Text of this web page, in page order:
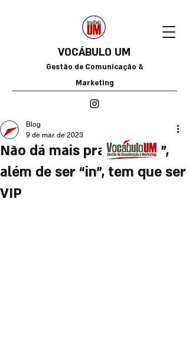
VOCÁBULO UM
Gestão de Comunicação &
Marketing
Não dá mais pra ser “out”,
além de ser “in”, tem que ser
VIP
Blog
9 de mar. de 2023